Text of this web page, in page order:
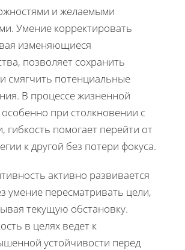
и желаемыми
Умение корректировать
изменяющиеся
позволяет сохранить
смягчить потенциальные
В процессе жизненной
при столкновении с
гибкость помогает перейти от
к другой без потери фокуса.
активно развивается
умение пересматривать цели,
текущую обстановку.
в целях ведет к
устойчивости перед